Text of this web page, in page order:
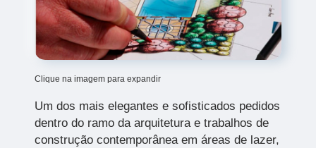
Clique na imagem para expandir
Um dos mais elegantes e sofisticados pedidos
dentro do ramo da arquitetura e trabalhos de
construção contemporânea em áreas de lazer,